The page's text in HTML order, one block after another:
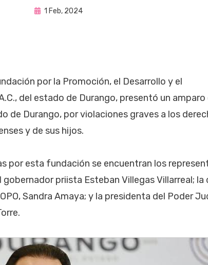
porFernando Miranda Servín
Publicada
1 Feb, 2024
por la Promoción, el Desarrollo y el
del estado de Durango, presentó un
de Durango, por violaciones graves a los
y de sus hijos.
por esta fundación se encuentran los
gobernador priista Esteban Villegas Villarreal;
Sandra Amaya; y la presidenta del Poder